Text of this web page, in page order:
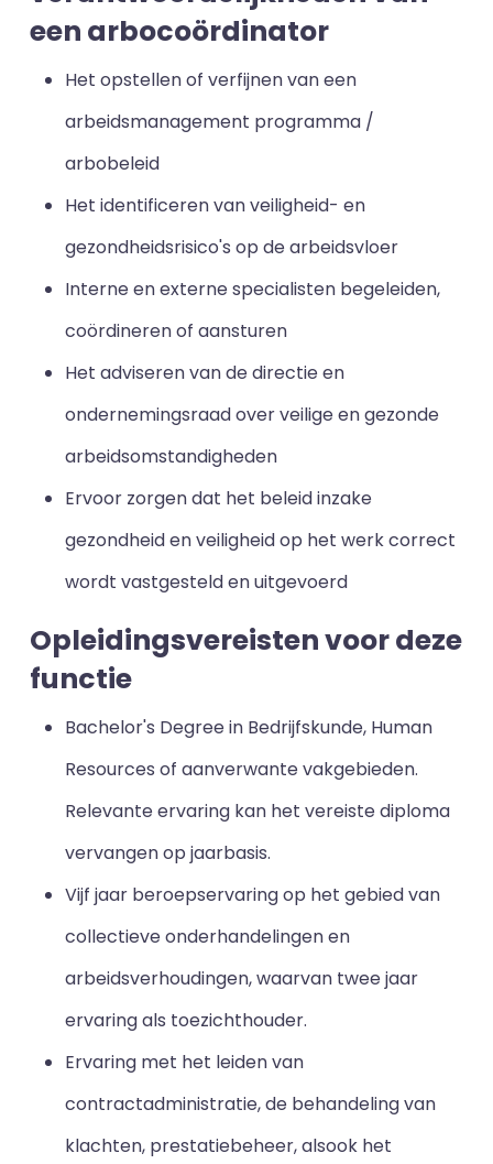
een arbocoördinator
Het opstellen of verfijnen van een
arbeidsmanagement programma /
arbobeleid
Het identificeren van veiligheid- en
gezondheidsrisico's op de arbeidsvloer
Interne en externe specialisten begeleiden,
coördineren of aansturen
Het adviseren van de directie en
ondernemingsraad over veilige en gezonde
arbeidsomstandigheden
Ervoor zorgen dat het beleid inzake
gezondheid en veiligheid op het werk correct
wordt vastgesteld en uitgevoerd
Opleidingsvereisten voor deze
functie
Bachelor's Degree in Bedrijfskunde, Human
Resources of aanverwante vakgebieden.
Relevante ervaring kan het vereiste diploma
vervangen op jaarbasis.
Vijf jaar beroepservaring op het gebied van
collectieve onderhandelingen en
arbeidsverhoudingen, waarvan twee jaar
ervaring als toezichthouder.
Ervaring met het leiden van
contractadministratie, de behandeling van
klachten, prestatiebeheer, alsook het